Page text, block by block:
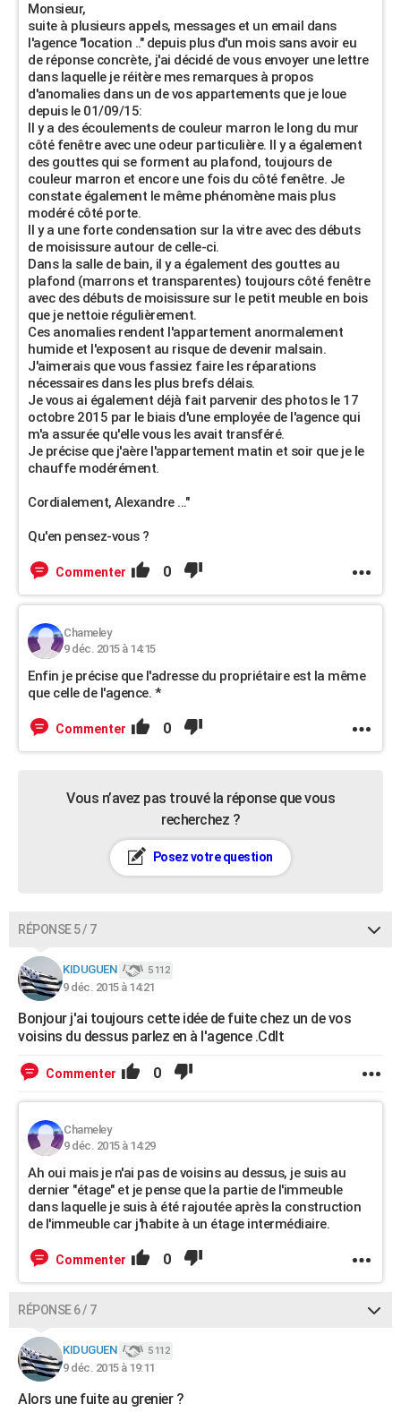
Monsieur,
suite à plusieurs appels, messages et un email dans
l'agence "location .." depuis plus d'un mois sans avoir eu
de réponse concrète, j'ai décidé de vous envoyer une lettre
dans laquelle je réitère mes remarques à propos
d'anomalies dans un de vos appartements que je loue
depuis le 01/09/15:
Il y a des écoulements de couleur marron le long du mur
côté fenêtre avec une odeur particulière. Il y a également
des gouttes qui se forment au plafond, toujours de
couleur marron et encore une fois du côté fenêtre. Je
constate également le même phénomène mais plus
modéré côté porte.
Il y a une forte condensation sur la vitre avec des débuts
de moisissure autour de celle-ci.
Dans la salle de bain, il y a également des gouttes au
plafond (marrons et transparentes) toujours côté fenêtre
avec des débuts de moisissure sur le petit meuble en bois
que je nettoie régulièrement.
Ces anomalies rendent l'appartement anormalement
humide et l'exposent au risque de devenir malsain.
J'aimerais que vous fassiez faire les réparations
nécessaires dans les plus brefs délais.
Je vous ai également déjà fait parvenir des photos le 17
octobre 2015 par le biais d'une employée de l'agence qui
m'a assurée qu'elle vous les avait transféré.
Je précise que j'aère l'appartement matin et soir que je le
chauffe modérément.
Cordialement, Alexandre ..."
Qu'en pensez-vous ?
Commenter 0
Chameley
9 déc. 2015 à 14:15
Enfin je précise que l'adresse du propriétaire est la même
que celle de l'agence. *
Commenter 0
Vous n’avez pas trouvé la réponse que vous
recherchez ?
Posez votre question
RÉPONSE 5 / 7
KIDUGUEN 5 112
9 déc. 2015 à 14:21
Bonjour j'ai toujours cette idée de fuite chez un de vos
voisins du dessus parlez en à l'agence .Cdlt
Commenter 0
Chameley
9 déc. 2015 à 14:29
Ah oui mais je n'ai pas de voisins au dessus, je suis au
dernier "étage" et je pense que la partie de l'immeuble
dans laquelle je suis à été rajoutée après la construction
de l'immeuble car j'habite à un étage intermédiaire.
Commenter 0
RÉPONSE 6 / 7
KIDUGUEN 5 112
9 déc. 2015 à 19:11
Alors une fuite au grenier ?